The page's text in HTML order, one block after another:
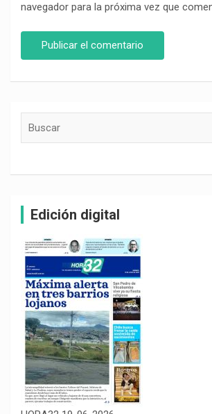
navegador para la próxima vez que
Edición digital